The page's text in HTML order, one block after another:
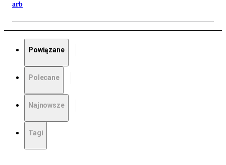
arb
Powiązane
Polecane
Najnowsze
Tagi